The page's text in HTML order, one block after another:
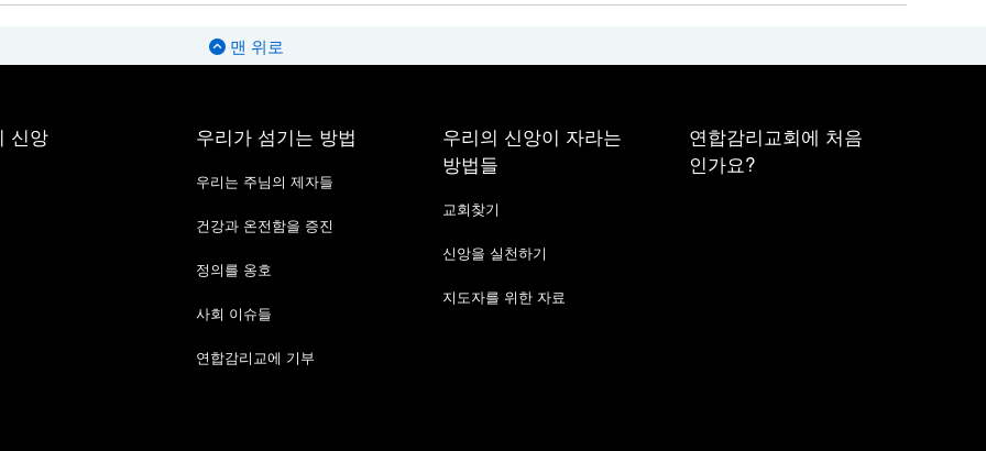
맨 위로
신앙 우리가 섬기는 방법
우리는 주님의 제자들
건강과 온전함을 증진
정의를 옹호
사회 이슈들
연합감리교에 기부
우리의 신앙이 자라는
방법들
교회찾기
신앙을 실천하기
지도자를 위한 자료
연합감리교회에 처음
인가요?